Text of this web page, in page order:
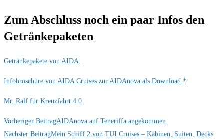
Zum Abschluss noch ein paar Infos den
Getränkepaketen
Getränkepakete von AIDA.
Infobroschüre von AIDA Cruises zur AIDAnova als Download.*
Mr. Ralf für Kreuzfahrt 4.0
Weitere
Vorheriger BeitragAIDAnova auf Teneriffa angekommen
Nächster BeitragMein Schiff 2 von TUI Cruises – Kabinen, Suiten, Decks